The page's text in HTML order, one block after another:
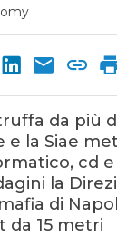
da più
e la Siae
cd e
la
di
da 15 metri